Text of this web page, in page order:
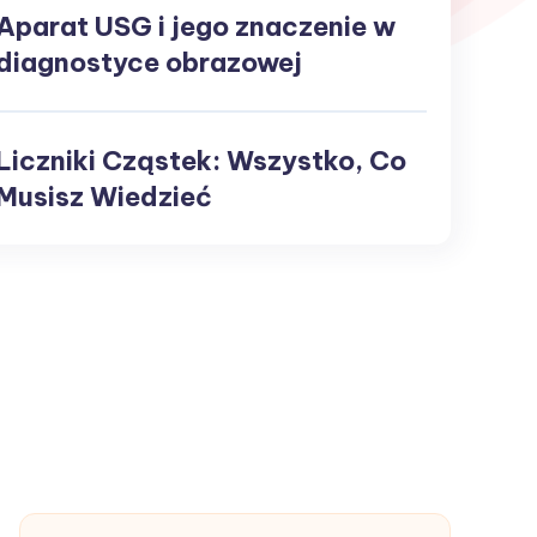
Twojej
marki
USG i jego znaczenie w
obrazowej
Cząstek: Wszystko, Co
Wiedzieć